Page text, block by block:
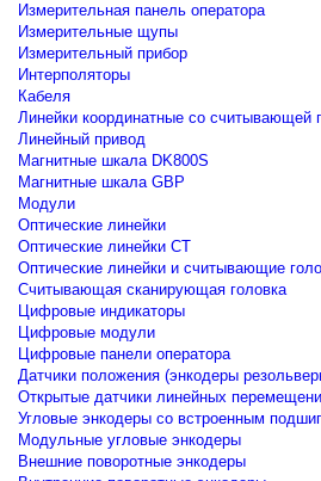
Измерительная панель оператора
Измерительные щупы
Измерительный прибор
Интерполяторы
Кабеля
Линейки координатные со считывающей
Линейный привод
Магнитные шкала DK800S
Магнитные шкала GBP
Модули
Оптические линейки
Оптические линейки CT
Оптические линейки и считывающие
Считывающая сканирующая головка
Цифровые индикаторы
Цифровые модули
Цифровые панели оператора
Датчики положения (энкодеры
Открытые датчики линейных
Угловые энкодеры со встроенным
Модульные угловые энкодеры
Внешние поворотные энкодеры